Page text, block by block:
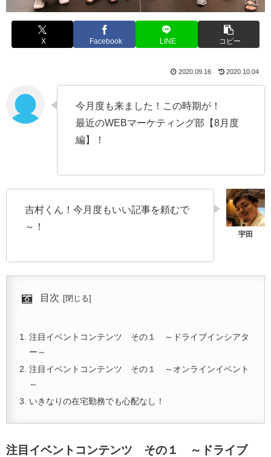
X Facebook LINE コピー
2020.09.16 2020.10.04
今月度も来ました！この時期が！
最近のWEBマーケティング部【8月度
編】！
吉村くん！今月度もいい記事を頼むで
～！
目次
注目イベントコンテンツ その１ ～ドライブインシアタ
ー～
注目イベントコンテンツ その１ ～オンラインイベント
～
いきなりの在宅勤務でも心配なし！
注目イベントコンテンツ その１ ～ドライブ